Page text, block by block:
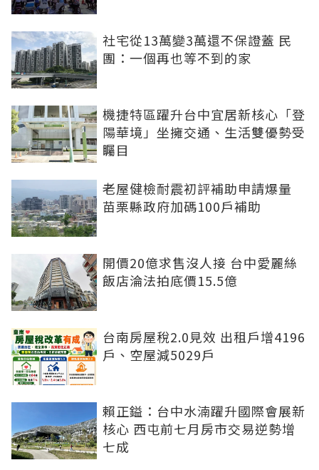
社宅從13萬變3萬還不保證蓋 民
團：一個再也等不到的家
機捷特區躍升台中宜居新核心「登
陽華境」坐擁交通、生活雙優勢受
矚目
老屋健檢耐震初評補助申請爆量
苗栗縣政府加碼100戶補助
開價20億求售沒人接 台中愛麗絲
飯店淪法拍底價15.5億
台南房屋稅2.0見效 出租戶增4196
戶、空屋減5029戶
賴正鎰：台中水湳躍升國際會展新
核心 西屯前七月房市交易逆勢增
七成